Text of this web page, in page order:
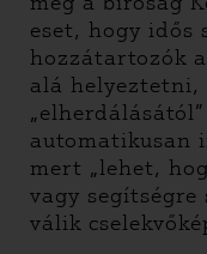
eset, hogy idős
hozzátartozók
alá helyeztetni,
automatikusan
mert „lehet,
vagy
válik